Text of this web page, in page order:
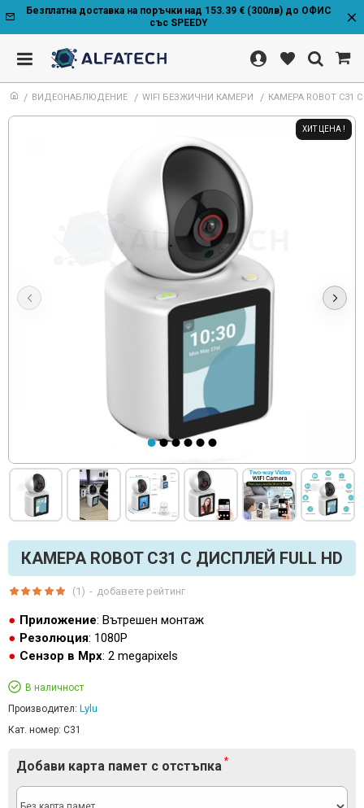
Безплатна доставка на поръчки над 153.39 € (300лв) до ОФИС
със SPEEDY
ВИДЕОНАБЛЮДЕНИЕ WIFI БЕЗЖИЧНИ КАМЕРИ КАМЕРА ROBOT C31
ХИТ ЦЕНА !
КАМЕРА ROBOT C31 С ДИСПЛЕЙ FULL HD
Приложение: Вътрешен монтаж
Резолюция: 1080P
Сензор в Mpx: 2 megapixels
В наличност
Производител: Lylu
Кат. номер: C31
(1) - добавете рейтинг
Добави карта памет с отстъпка